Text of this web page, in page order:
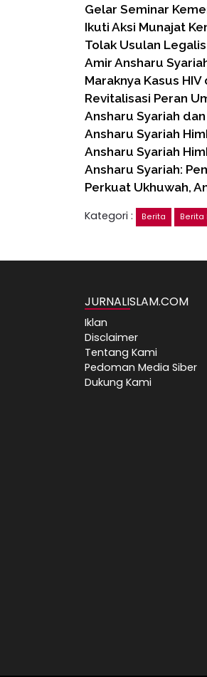
Gelar Seminar
Ikuti Aksi Munajat
Tolak Usulan
Amir Ansharu
Maraknya Kasus
Revitalisasi Peran
Ansharu Syariah
Ansharu Syariah
Ansharu Syariah
Ansharu Syariah:
Perkuat Ukhuwah,
Kategori :
Berita Berita
JURNALISLAM.COM
Iklan
Disclaimer
Tentang Kami
Pedoman Media Siber
Dukung Kami